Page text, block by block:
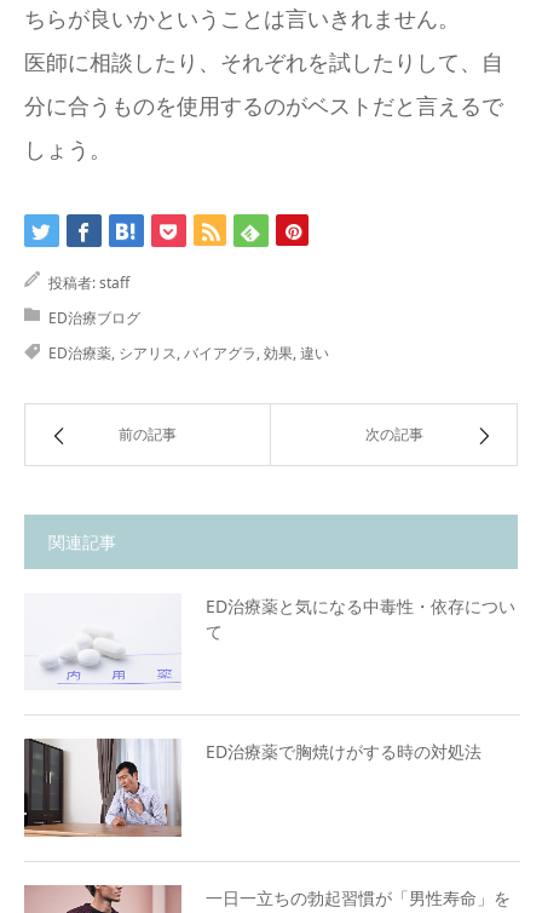
ちらが良いかということは言いきれません。
医師に相談したり、それぞれを試したりして、自
分に合うものを使用するのがベストだと言えるで
しょう。
投稿者:staff
ED治療ブログ
ED治療薬, シアリス,バイアグラ,効果,違い
前の記事 次の記事
関連記事
ED治療薬と気になる中毒性・依存につい
て
ED治療薬で胸焼けがする時の対処法
一日一立ちの勃起習慣が「男性寿命」を